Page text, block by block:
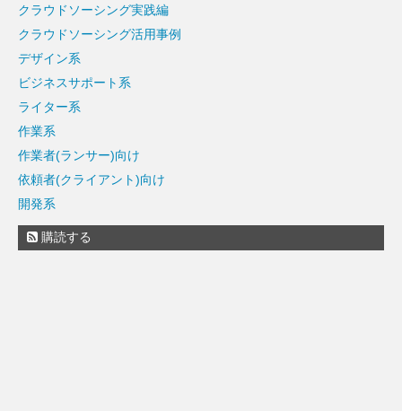
クラウドソーシング実践編
クラウドソーシング活用事例
デザイン系
ビジネスサポート系
ライター系
作業系
作業者(ランサー)向け
依頼者(クライアント)向け
開発系
購読する